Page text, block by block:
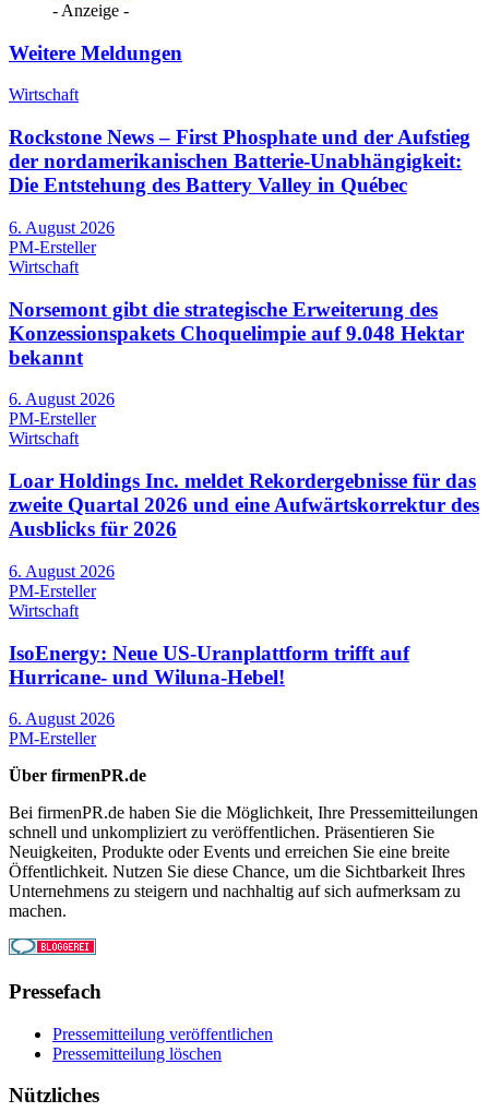
- Anzeige -
Weitere Meldungen
Wirtschaft
Rockstone News – First Phosphate und der Aufstieg
der nordamerikanischen Batterie-Unabhängigkeit:
Die Entstehung des Battery Valley in Québec
6. August 2026
PM-Ersteller
Wirtschaft
Norsemont gibt die strategische Erweiterung des
Konzessionspakets Choquelimpie auf 9.048 Hektar
bekannt
6. August 2026
PM-Ersteller
Wirtschaft
Loar Holdings Inc. meldet Rekordergebnisse für das
zweite Quartal 2026 und eine Aufwärtskorrektur des
Ausblicks für 2026
6. August 2026
PM-Ersteller
Wirtschaft
IsoEnergy: Neue US-Uranplattform trifft auf
Hurricane- und Wiluna-Hebel!
6. August 2026
PM-Ersteller
Über firmenPR.de
Bei firmenPR.de haben Sie die Möglichkeit, Ihre Pressemitteilungen
schnell und unkompliziert zu veröffentlichen. Präsentieren Sie
Neuigkeiten, Produkte oder Events und erreichen Sie eine breite
Öffentlichkeit. Nutzen Sie diese Chance, um die Sichtbarkeit Ihres
Unternehmens zu steigern und nachhaltig auf sich aufmerksam zu
machen.
Pressefach
Pressemitteilung veröffentlichen
Pressemitteilung löschen
Nützliches